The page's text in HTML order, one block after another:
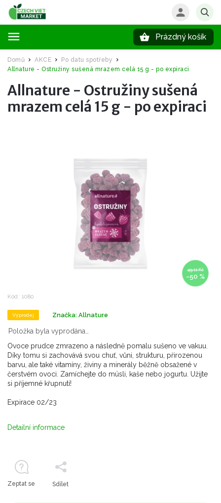
Prázdný košík
Domů / AKCE / Po datu spotřeby
/
Allnature - Ostružiny sušená mrazem celá 15 g - po expiraci
Allnature - Ostružiny sušená
mrazem celá 15 g - po expiraci
49,11 Kč
–50 %
Kód: 1080
Výprodej Značka: Allnature
Položka byla vyprodána…
Ovoce prudce zmrazeno a následně pomalu sušeno ve vakuu.
Díky tomu si zachovává svou chuť, vůni, strukturu, přirozenou
barvu, ale také vitamíny, živiny a minerály běžně obsažené v
čerstvém ovoci. Zamíchejte do müsli, kaše nebo jogurtu. Užijte
si příjemné křupnutí!
Expirace 02/23
Detailní informace
Zeptat se Sdílet